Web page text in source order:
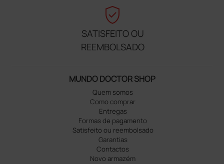
verified_user
SATISFEITO OU
REEMBOLSADO
MUNDO DOCTOR SHOP
Quem somos
Como comprar
Entregas
Formas de pagamento
Satisfeito ou reembolsado
Garantias
Contactos
Novo armazém